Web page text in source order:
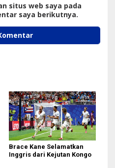
situs web saya pada
saya berikutnya.
Brace Kane Selamatkan
Inggris dari Kejutan Kongo